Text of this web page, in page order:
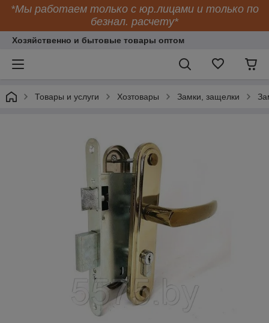
*Мы работаем только с юр.лицами и только по
безнал. расчету*
Хозяйственно и бытовые товары оптом
Товары и услуги Хозтовары Замки, защелки